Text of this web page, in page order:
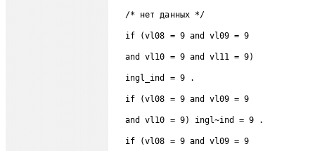
  /* нет данных */
  if (vl08 = 9 and vl09 = 9
  and vl10 = 9 and vl11 = 9)
ingl_ind = 9 .
  if (vl08 = 9 and vl09 = 9
and vl10 = 9) ingl~ind = 9 .
  if (vl08 = 9 and vl09 = 9